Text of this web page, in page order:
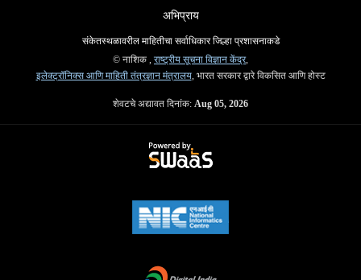
अभिप्राय
संकेतस्थळावरील माहितीचा सर्वाधिकार जिल्हा प्रशासनाकडे
© नाशिक , राष्ट्रीय सूचना विज्ञान केंद्र,
इलेक्ट्रॉनिक्स आणि माहिती तंत्रज्ञान मंत्रालय, भारत सरकार द्वारे विकसित आणि होस्ट
शेवटचे अद्यावत दिनांक: Aug 05, 2026